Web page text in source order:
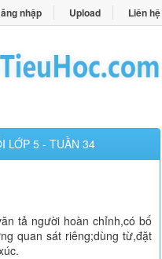
nhập Upload Liên hệ
LỚP 5 - TUẦN 34
tả người hoàn chỉnh,có bố
quan sát riêng;dùng từ,đặt